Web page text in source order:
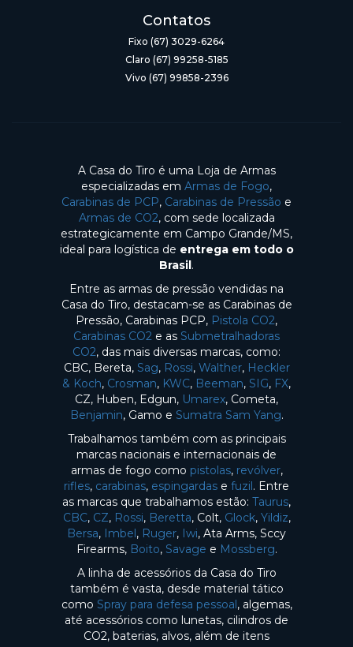
Contatos
Fixo (67) 3029-6264
Claro (67) 99258-5185
Vivo (67) 99858-2396
A Casa do Tiro é uma Loja de Armas
especializadas em Armas de Fogo,
Carabinas de PCP, Carabinas de Pressão e
Armas de CO2, com sede localizada
estrategicamente em Campo Grande/MS,
ideal para logística de entrega em todo o
Brasil.
Entre as armas de pressão vendidas na
Casa do Tiro, destacam-se as Carabinas de
Pressão, Carabinas PCP, Pistola CO2,
Carabinas CO2 e as Submetralhadoras
CO2, das mais diversas marcas, como:
CBC, Bereta, Sag, Rossi, Walther, Heckler
& Koch, Crosman, KWC, Beeman, SIG, FX,
CZ, Huben, Edgun, Umarex, Cometa,
Benjamin, Gamo e Sumatra Sam Yang.
Trabalhamos também com as principais
marcas nacionais e internacionais de
armas de fogo como pistolas, revólver,
rifles, carabinas, espingardas e fuzil. Entre
as marcas que trabalhamos estão: Taurus,
CBC, CZ, Rossi, Beretta, Colt, Glock, Yildiz,
Bersa, Imbel, Ruger, Iwi, Ata Arms, Sccy
Firearms, Boito, Savage e Mossberg.
A linha de acessórios da Casa do Tiro
também é vasta, desde material tático
como Spray para defesa pessoal, algemas,
até acessórios como lunetas, cilindros de
CO2, baterias, alvos, além de itens